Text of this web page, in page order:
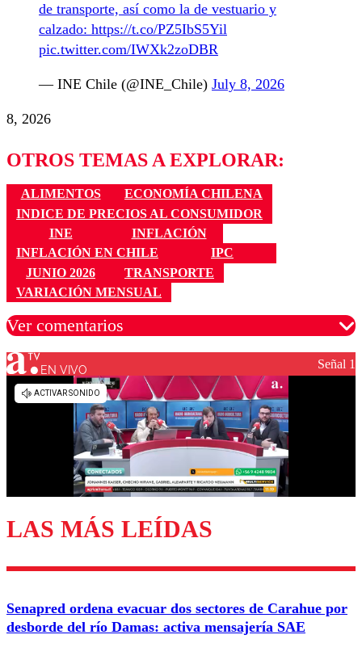
de transporte, así como la de vestuario y
calzado: https://t.co/PZ5IbS5Yil
pic.twitter.com/IWXk2zoDBR
— INE Chile (@INE_Chile) July 8, 2026
8, 2026
OTROS TEMAS A EXPLORAR:
ALIMENTOS
ECONOMÍA CHILENA
INDICE DE PRECIOS AL CONSUMIDOR
INE
INFLACIÓN
INFLACIÓN EN CHILE
IPC
JUNIO 2026
TRANSPORTE
VARIACIÓN MENSUAL
Ver comentarios
Los comentarios son moderados para garantizar un
diálogo respetuoso.
Enviar comentario
EN VIVO Señal 1
LAS MÁS LEÍDAS
Senapred ordena evacuar dos sectores de Carahue por
desborde del río Damas: activa mensajería SAE